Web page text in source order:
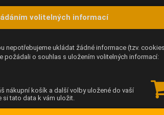
volitelných informací
nepotřebujeme ukládat žádné informace (tzv.
požádali o souhlas s uložením volitelných informací:
nákupní košík a další volby uložené do vaší
si tato data k vám uložit.